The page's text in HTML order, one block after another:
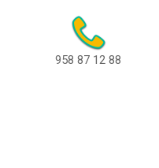
958 87 12 88